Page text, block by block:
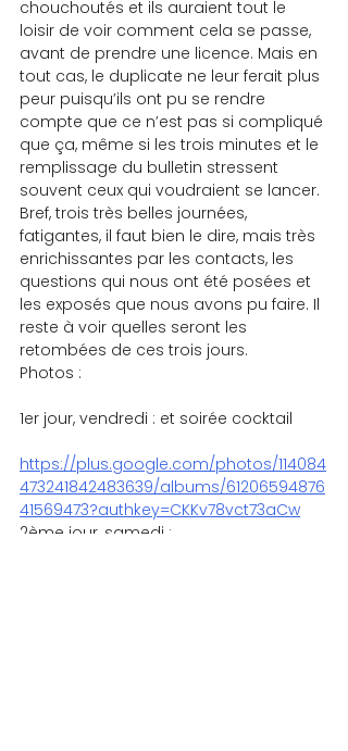
chouchoutés et ils auraient tout le
loisir de voir comment cela se passe,
avant de prendre une licence. Mais en
tout cas, le duplicate ne leur ferait plus
peur puisqu’ils ont pu se rendre
compte que ce n’est pas si compliqué
que ça, même si les trois minutes et le
remplissage du bulletin stressent
souvent ceux qui voudraient se lancer.
Bref, trois très belles journées,
fatigantes, il faut bien le dire, mais très
enrichissantes par les contacts, les
questions qui nous ont été posées et
les exposés que nous avons pu faire. Il
reste à voir quelles seront les
retombées de ces trois jours.
Photos :
1er jour, vendredi : et soirée cocktail
https://plus.google.com/photos/114084
473241842483639/albums/61206594876
41569473?authkey=CKKv78vct73aCw
2ème jour, samedi :